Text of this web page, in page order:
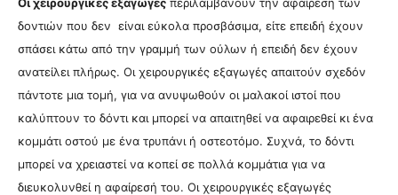
δοντιών που δεν είναι εύκολα προσβάσιμα, είτε επειδή έχουν
σπάσει κάτω από την γραμμή των ούλων ή επειδή δεν έχουν
ανατείλει πλήρως. Οι χειρουργικές εξαγωγές απαιτούν σχεδόν
πάντοτε μια τομή, για να ανυψωθούν οι μαλακοί ιστοί που
καλύπτουν το δόντι και μπορεί να απαιτηθεί να αφαιρεθεί κι ένα
κομμάτι οστού με ένα τρυπάνι ή οστεοτόμο. Συχνά, το δόντι
μπορεί να χρειαστεί να κοπεί σε πολλά κομμάτια για να
διευκολυνθεί η αφαίρεσή του. Οι χειρουργικές εξαγωγές